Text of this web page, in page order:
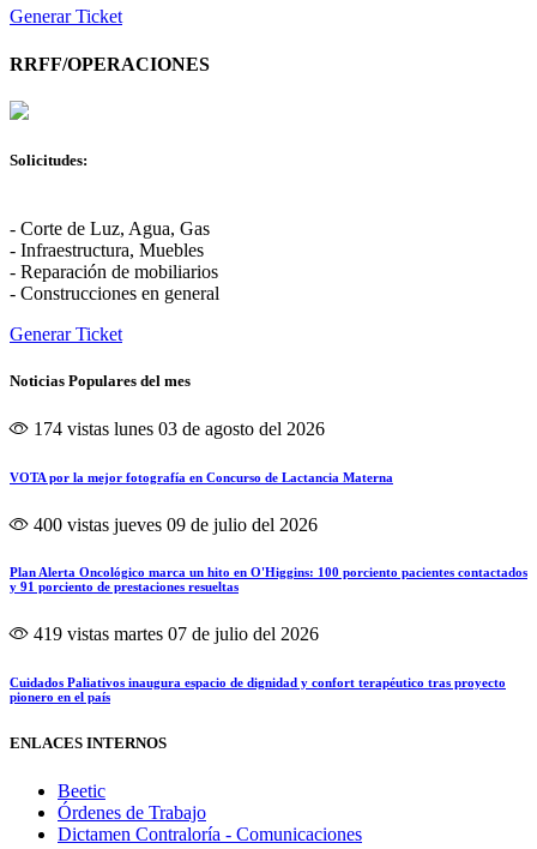
Generar Ticket
RRFF/OPERACIONES
Solicitudes:
- Corte de Luz, Agua, Gas
- Infraestructura, Muebles
- Reparación de mobiliarios
- Construcciones en general
Generar Ticket
Noticias Populares del mes
174 vistas lunes 03 de agosto del 2026
VOTA por la mejor fotografía en Concurso de Lactancia Materna
400 vistas jueves 09 de julio del 2026
Plan Alerta Oncológico marca un hito en O'Higgins: 100 porciento pacientes contactados
y 91 porciento de prestaciones resueltas
419 vistas martes 07 de julio del 2026
Cuidados Paliativos inaugura espacio de dignidad y confort terapéutico tras proyecto
pionero en el país
ENLACES INTERNOS
Beetic
Órdenes de Trabajo
Dictamen Contraloría - Comunicaciones